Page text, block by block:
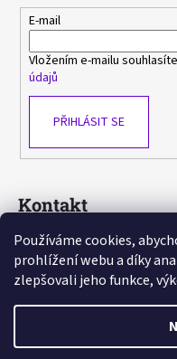
Používáme cookies,
prohlížení webu a díky
zlepšovali jeho funkce,
E-mail
Vložením e-mailu
údajů
PŘIHLÁSIT SE
Kontakt
sasa@ avlka.cz
+420 603 778 892
https://